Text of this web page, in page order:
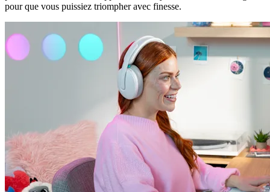
pour que vous puissiez triompher avec finesse.